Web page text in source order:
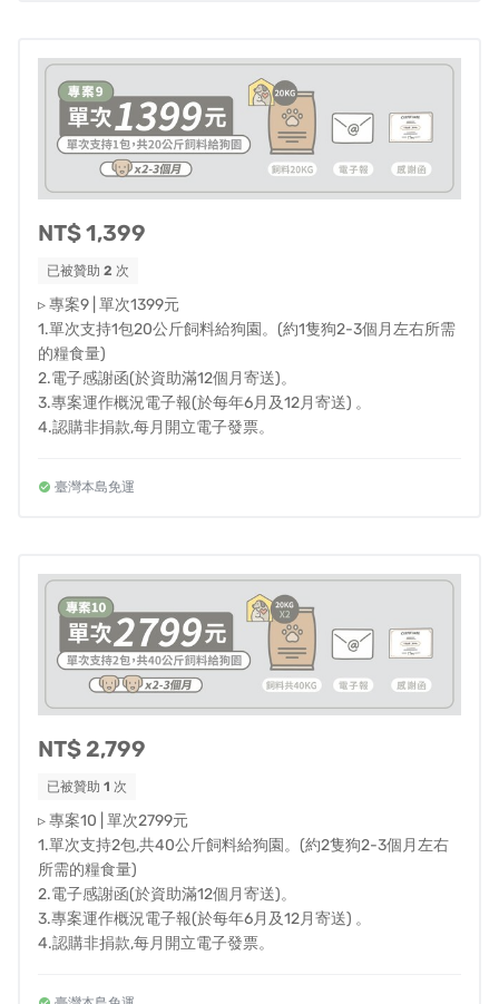
都能輕易做到。但是對我們來說，透過走訪各地收容所以
及中途之家，並且真實了解地方的需求，讓資源能夠精準
投放進而減少不必要的浪費，省下來的部分就能更專注於
採購更有營養的原料，進而生產出不只是浪浪，而是能跟
開架上的優質飼料相提並論的健康飼料，讓浪浪們也能吃
的飽又吃得健康。
▍飼料及規格
目前團隊設計出來的主力飼料為添加骨骼保健配方的雞肉
口味，除了低脂好消化，環境清潔更容易之外，在收容所
內較為擁擠的環境中，難免容易發生碰撞跟誤傷，因此浪
浪們的骨骼保健也是相當重要的一環。
NT$ 1,399
已被贊助 2 次
▹ 專案9 | 單次1399元
1.單次支持1包20公斤飼料給狗園。(約1隻狗2-3個月左右所需
的糧食量)
2.電子感謝函(於資助滿12個月寄送)。
3.專案運作概況電子報(於每年6月及12月寄送) 。
4.認購非捐款,每月開立電子發票。
臺灣本島免運
NT$ 2,799
已被贊助 1 次
▹ 專案10 | 單次2799元
1.單次支持2包,共40公斤飼料給狗園。(約2隻狗2-3個月左右
所需的糧食量)
2.電子感謝函(於資助滿12個月寄送)。
3.專案運作概況電子報(於每年6月及12月寄送) 。
4.認購非捐款,每月開立電子發票。